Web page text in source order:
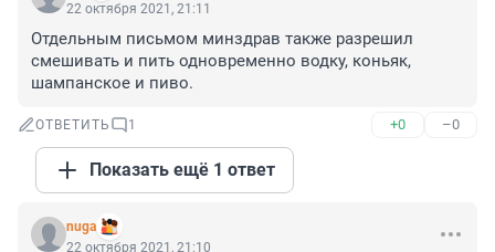
22 октября 2021, 21:11
Отдельным письмом минздрав также разрешил
смешивать и пить одновременно водку, коньяк,
шампанское и пиво.
ОТВЕТИТЬ 1 +0 –0
Показать ещё 1 ответ
nuga
22 октября 2021, 21:10